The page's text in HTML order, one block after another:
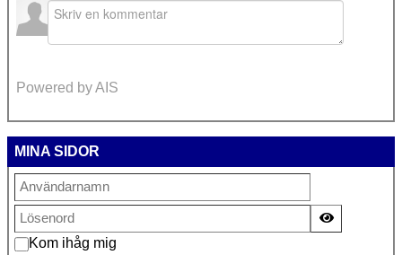
Powered by AIS
MINA SIDOR
Kom ihåg mig